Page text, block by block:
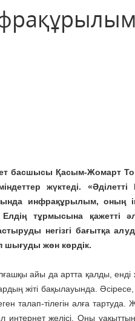
басшысы Қасым-Жомарт
жүктеді.
инфрақұрылым, оның
тұрмысына қажетті
негізгі бағытқа
шығуды жөн көрдік.
айы да артта қалды,
жіті бақылауында. Әсіресе,
талап-тілегін алға
интернет желісі. Оны